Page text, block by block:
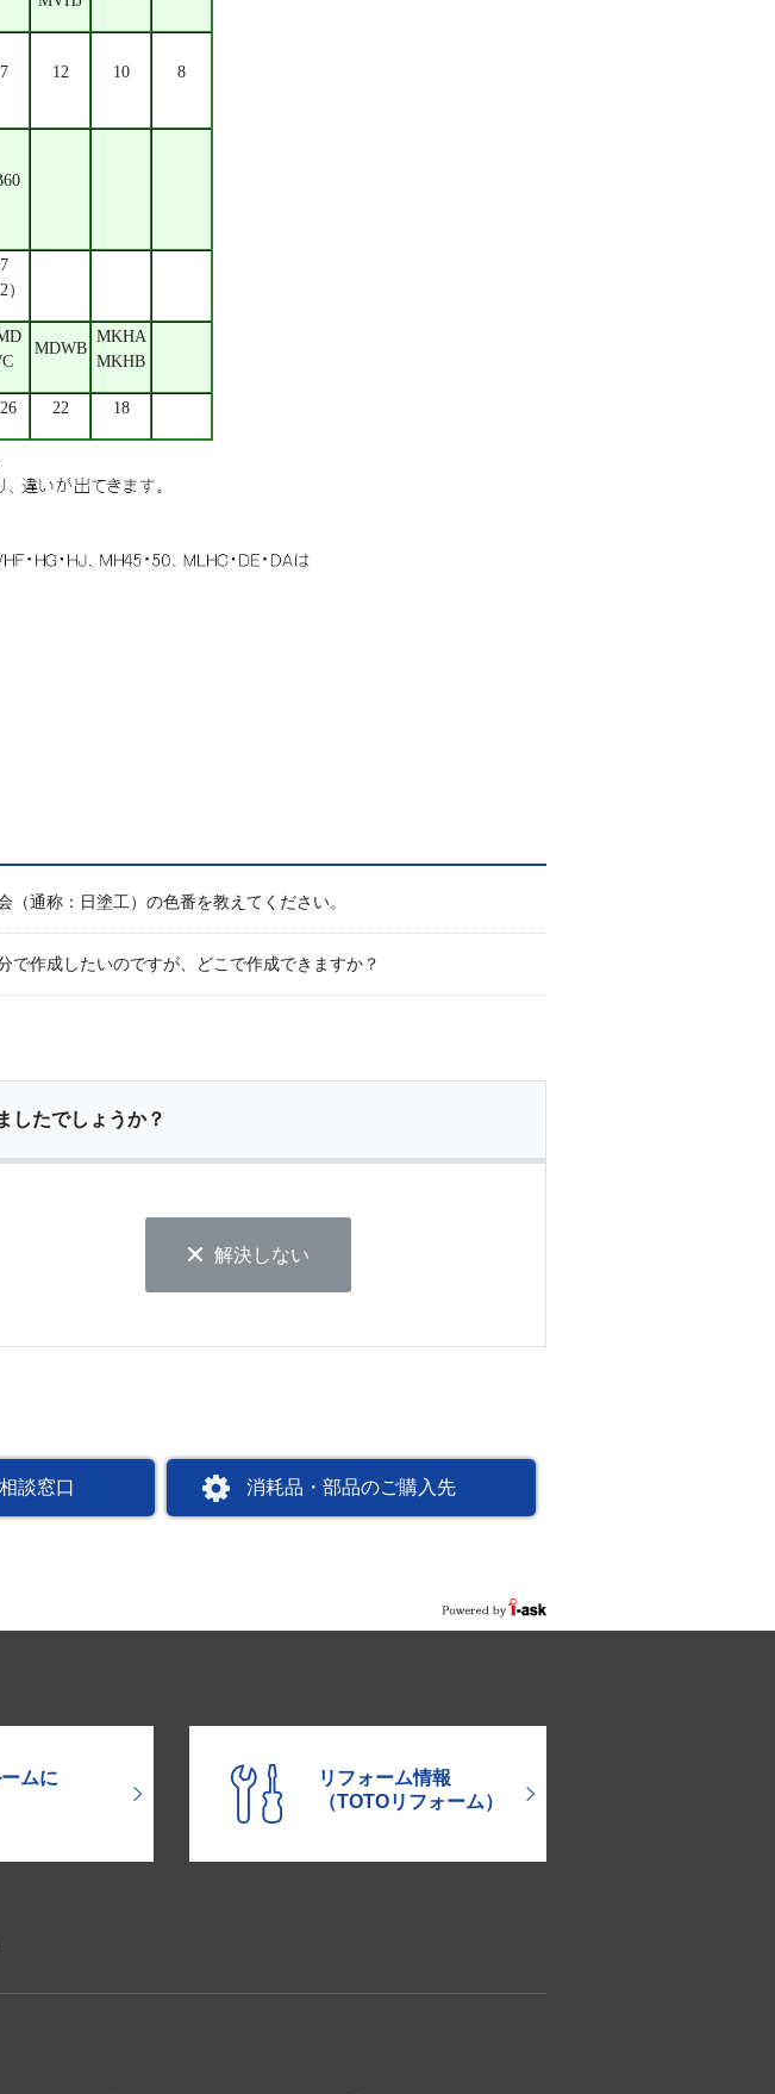
12 10 8
）
MDWB
MKHA
MKHB
22 18
通称：日塗工）の色番を教えてください。
作成したいのですが、どこで作成できますか？
したでしょうか？
解決しない
談窓口 消耗品・部品のご購入先
ムに
リフォーム情報
（TOTOリフォーム）